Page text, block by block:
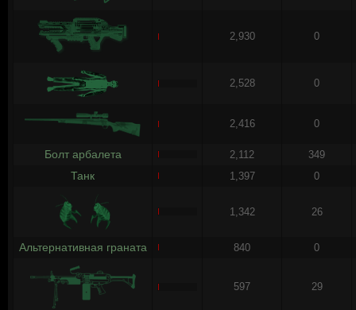
2,930 0
2,528 0
2,416 0
Болт арбалета 2,112 349
Танк 1,397 0
1,342 26
Альтернативная граната 840 0
597 29